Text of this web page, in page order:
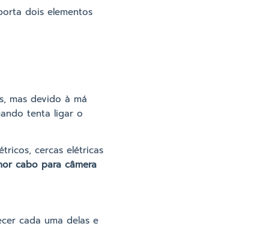
dois elementos
mas devido à má
tenta ligar o
cercas elétricas
cabo para câmera
cada uma delas e